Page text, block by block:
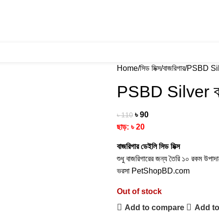
Home সিড মিক্স বাজরিগার PSBD
PSBD Silver
৳110 ৳90
ছাড়: ৳20
বাজরিগার ডেইলি সিড মিক্স
শুধু বাজরিগারের জন্য তৈরি ১০ রকম
ভরসা PetShopBD.com
Out of stock
Add to compare
Add